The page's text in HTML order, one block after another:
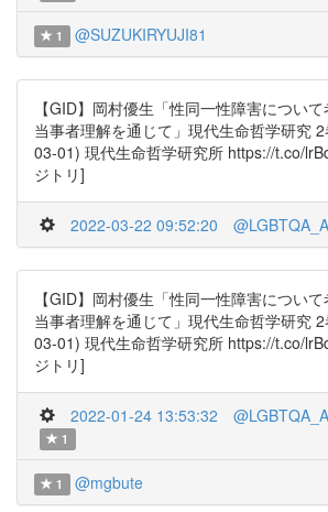
1 @SUZUKIRYUJI81
【GID】岡村優生「性同一性障害につい
当事者理解を通じて」現代生命哲学研究
03-01) 現代生命哲学研究所 https://t.co/
ジトリ]
2022-03-22 09:52:20
【GID】岡村優生「性同一性障害につい
当事者理解を通じて」現代生命哲学研究
03-01) 現代生命哲学研究所 https://t.co/
ジトリ]
2022-01-24 13:53:32
1
1 @mgbute